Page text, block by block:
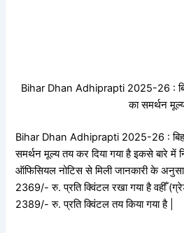
Bihar Dhan Adhiprapti 2025-26 : बिहार
का समर्थन
Bihar Dhan Adhiprapti 2025-26 :
समर्थन मूल्य तय कर दिया गया है इकसे बारे में
ऑफिसियल नोटिस से मिली जानकारी के
2369/- रु. प्रति क्विंटल रखा गया है वहीँ
2389/- रु. प्रति क्विंटल तय किया गया है |